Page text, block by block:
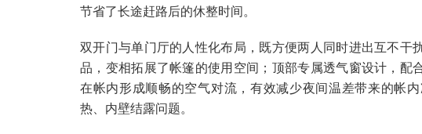
节省了长途赶路后的休整时间。
双开门与单门厅的人性化布局，既方便两人同时进出互不干
品，变相拓展了帐篷的使用空间；顶部专属透气窗设计，配
在帐内形成顺畅的空气对流，有效减少夜间温差带来的帐
热、内壁结露问题。